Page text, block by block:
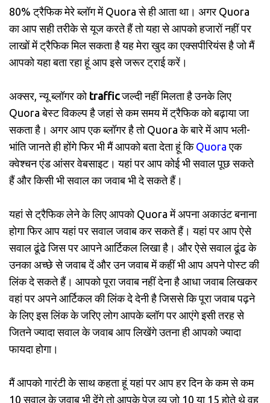
80% ट्रैफिक मेरे ब्लॉग में Quora से ही आता था। अगर Quora
का आप सही तरीके से यूज करते हैं तो यहा से आपको हजारों नहीं पर
लाखों में ट्रैफिक मिल सकता है यह मेरा खुद का एक्सपीरियंस है जो मैं
आपको यहा बता रहा हूं आप इसे जरूर ट्राई करें।
अक्सर, न्यू ब्लॉगर को trafficजल्दी नहीं मिलता है उनके लिए
Quora बेस्ट विकल्प है जहां से कम समय में ट्रैफिक को बढ़ाया जा
सकता है। अगर आप एक ब्लॉगर है तो Quora के बारे में आप भली-
भांति जानते ही होंगे फिर भी मैं आपको बता देता हूं कि Quora एक
क्वेश्चन एंड आंसर वेबसाइट। यहां पर आप कोई भी सवाल पूछ सकते
हैं और किसी भी सवाल का जवाब भी दे सकते हैं।
यहां से ट्रैफिक लेने के लिए आपको Quora में अपना अकाउंट बनाना
होगा फिर आप यहां पर सवाल जवाब कर सकते हैं। यहां पर आप ऐसे
सवाल ढूंढे जिस पर आपने आर्टिकल लिखा है। और ऐसे सवाल ढूंढ के
उनका अच्छे से जवाब दें और उन जवाब में कहीं भी आप अपने पोस्ट की
लिंक दे सकते हैं। आपको पूरा जवाब नहीं देना है आधा जवाब लिखकर
वहां पर अपने आर्टिकल की लिंक दे देनी है जिससे कि पूरा जवाब पढ़ने
के लिए इस लिंक के जरिए लोग आपके ब्लॉग पर आएंगे इसी तरह से
जितने ज्यादा सवाल के जवाब आप लिखेंगे उतना ही आपको ज्यादा
फायदा होगा।
मैं आपको गारंटी के साथ कहता हूं यहां पर आप हर दिन के कम से कम
10 सवाल के जवाब भी देंगे तो आपके पेज व्यू जो 10 या 15 होते थे वह